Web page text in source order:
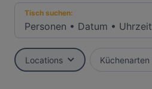
Tisch suchen:
Personen • Datum • Uhrzeit
Locations Küchenarten